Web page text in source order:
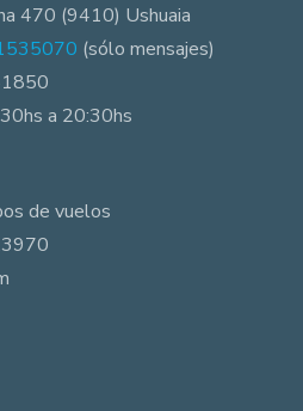
470 (9410) Ushuaia
(sólo mensajes)
a 20:30hs
de vuelos